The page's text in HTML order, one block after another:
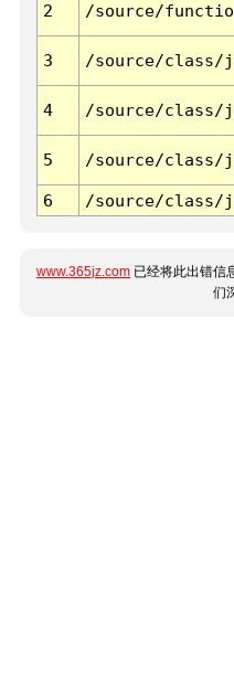
2 /source/
3 /source/class/
4 /source/class/
5 /source/class/
6 /source/class/
www.365jz.com 已经将此出错信
们